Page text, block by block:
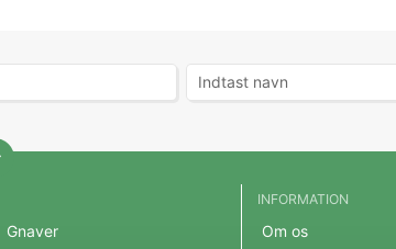
Gnaver
INFORMATION
Om os